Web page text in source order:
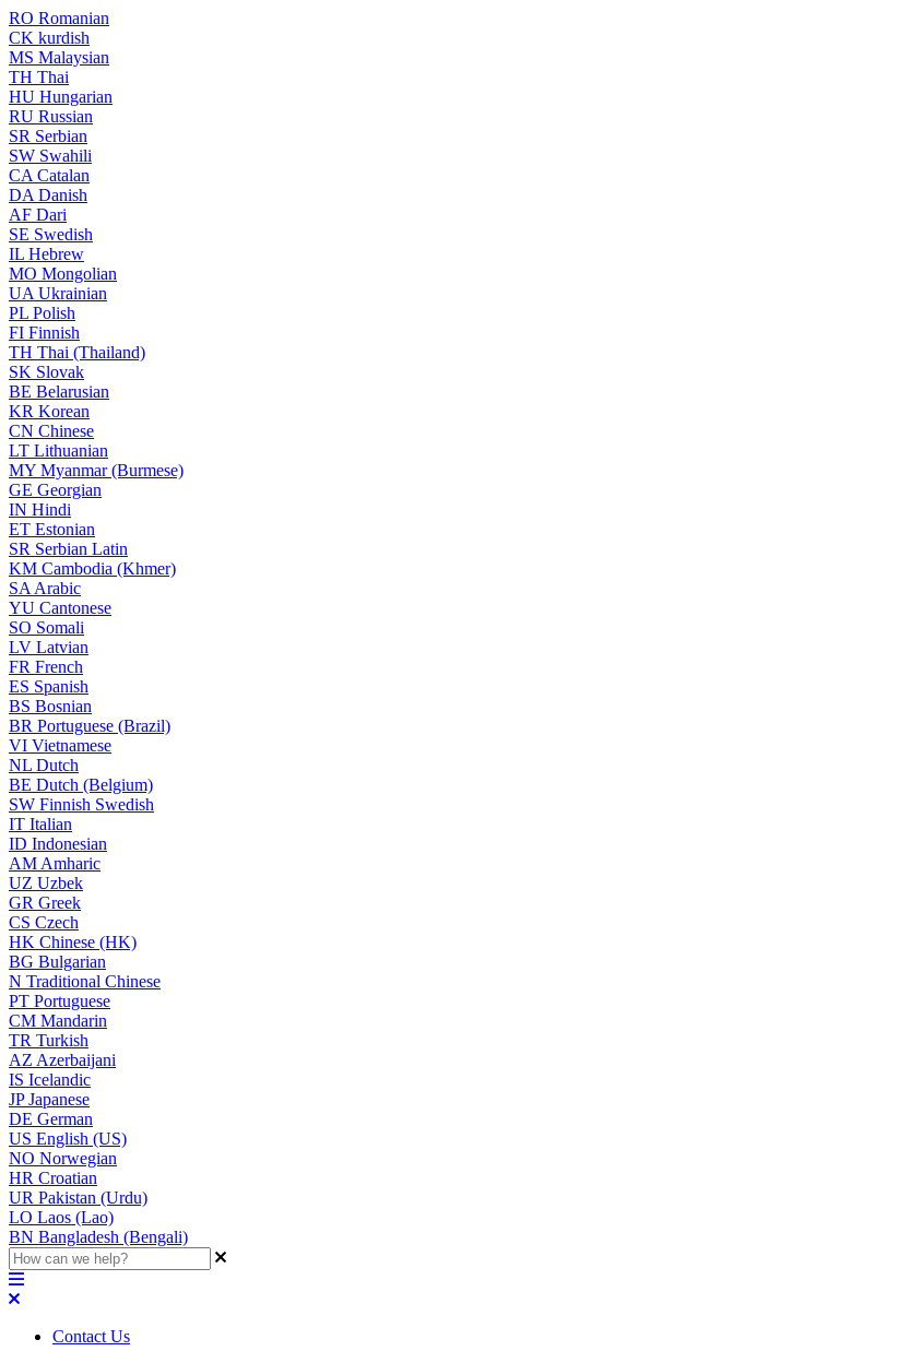
RO Romanian
CK kurdish
MS Malaysian
TH Thai
HU Hungarian
RU Russian
SR Serbian
SW Swahili
CA Catalan
DA Danish
AF Dari
SE Swedish
IL Hebrew
MO Mongolian
UA Ukrainian
PL Polish
FI Finnish
TH Thai (Thailand)
SK Slovak
BE Belarusian
KR Korean
CN Chinese
LT Lithuanian
MY Myanmar (Burmese)
GE Georgian
IN Hindi
ET Estonian
SR Serbian Latin
KM Cambodia (Khmer)
SA Arabic
YU Cantonese
SO Somali
LV Latvian
FR French
ES Spanish
BS Bosnian
BR Portuguese (Brazil)
VI Vietnamese
NL Dutch
BE Dutch (Belgium)
SW Finnish Swedish
IT Italian
ID Indonesian
AM Amharic
UZ Uzbek
GR Greek
CS Czech
HK Chinese (HK)
BG Bulgarian
N Traditional Chinese
PT Portuguese
CM Mandarin
TR Turkish
AZ Azerbaijani
IS Icelandic
JPJapanese
DE German
US English (US)
NO Norwegian
HR Croatian
UR Pakistan (Urdu)
LO Laos (Lao)
BN Bangladesh (Bengali)
Contact Us